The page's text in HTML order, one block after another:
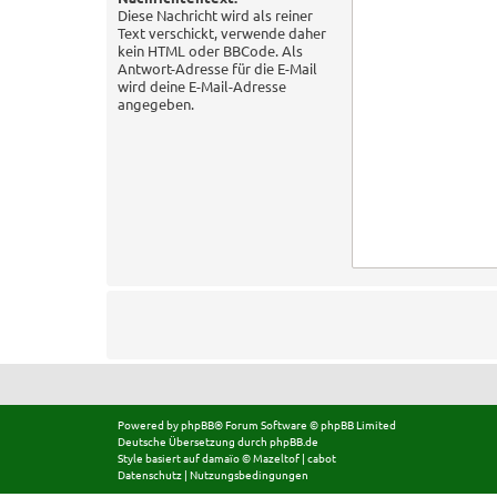
Diese Nachricht wird als reiner
Text verschickt, verwende daher
kein HTML oder BBCode. Als
Antwort-Adresse für die E-Mail
wird deine E-Mail-Adresse
angegeben.
Powered byphpBB® Forum Software © phpBB Limited
Deutsche Übersetzung durch phpBB.de
Style basiert aufdamaïo ©Mazeltof | cabot
Datenschutz | Nutzungsbedingungen